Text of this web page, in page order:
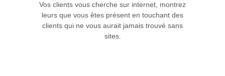
Vos clients vous cherche sur internet, montrez
leurs que vous êtes présent en touchant des
clients qui ne vous aurait jamais trouvé sans
sites.